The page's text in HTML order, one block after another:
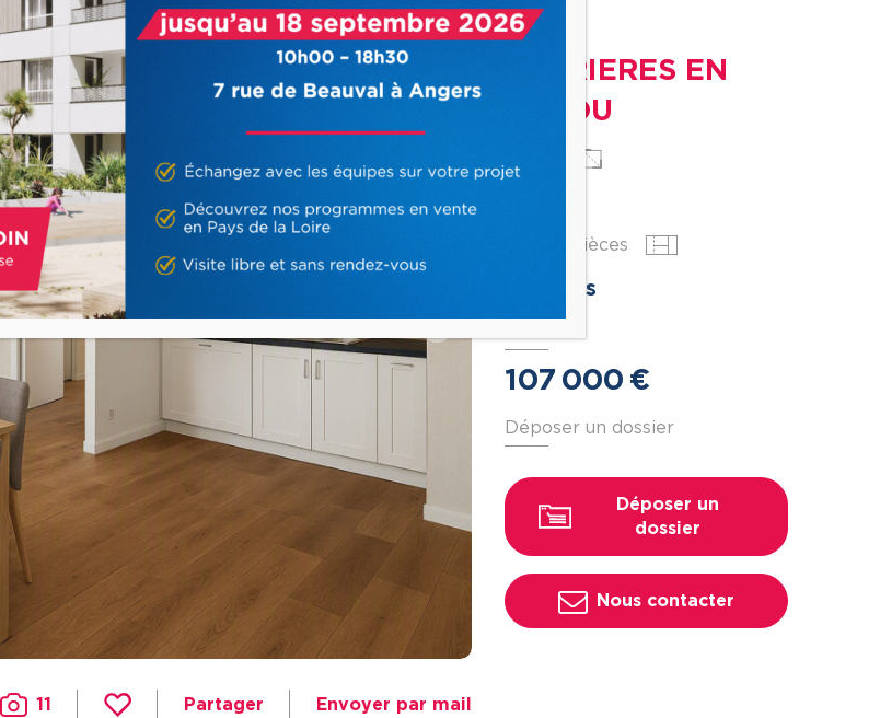
Suivant
11 Partager Envoyer par mail
Ville
VERRIERES EN
ANJOU
Nbr de pièces
2 pièces
107 000 €
Déposer un dossier
Déposer un
dossier
Nous contacter